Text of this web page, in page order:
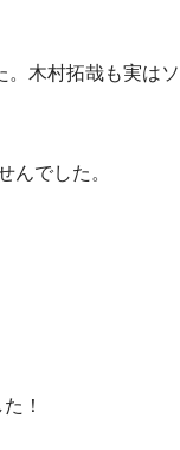
木村拓哉も実は
んでした。
！